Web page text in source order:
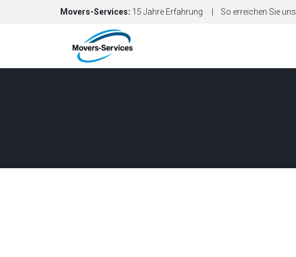
Movers-Services: 15 Jahre Erfahrung So erreichen Sie uns